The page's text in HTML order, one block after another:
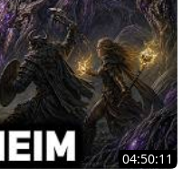
04:50:11